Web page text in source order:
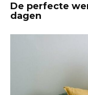
De perfecte
dagen